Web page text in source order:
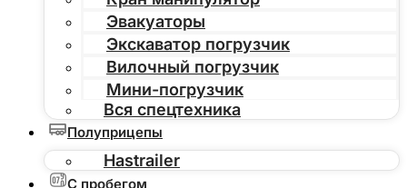
Эвакуаторы
Экскаватор погрузчик
Вилочный погрузчик
Мини-погрузчик
Вся спецтехника
Полуприцепы
Hastrailer
С пробегом